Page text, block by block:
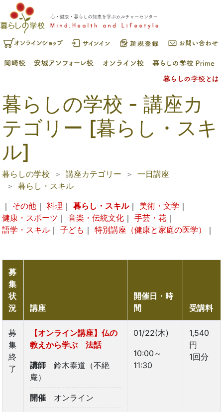
暮らしの学校 - 講座カ
テゴリー [暮らし・スキ
ル]
暮らしの学校 講座カテゴリー
一日講座
暮らし・スキル
｜ その他 ｜ 料理 ｜ 暮らし・スキル｜ 美術・文学 ｜
健康・スポーツ ｜ 音楽・伝統文化 ｜ 手芸・花 ｜
語学・スキル ｜ 子ども ｜ 特別講座（健康と家庭の医学） ｜
募
集
状
況
講座
開催日・時
間
受講料
募
集
終
了
【オンライン講座】仏の
教えから学ぶ 法話
講師
鈴木泰道（不絶
庵）
開催 オンライン
01/22(木)
10:00～
11:30
1,540
円
1回分